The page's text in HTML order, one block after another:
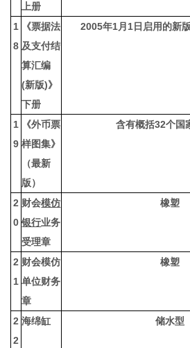
上册
1
8
《票据法
及支付结
算汇编
(新版)》
下册
2005年1月1日启用的新
1
9
《外币票
样图集》
（最新
版）
含有概括32个国
2
0
财会模仿
银行业务
受理章
橡塑
2
1
财会模仿
单位财务
章
橡塑
2
2
海绵缸 储水型